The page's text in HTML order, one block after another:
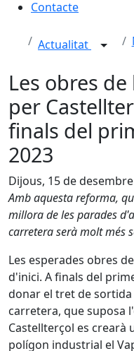
Contacte
Actualitat
Les obres de
per
finals del
2023
Dijous, 15 de
Amb aquesta reforma,
millora de les parades
carretera serà molt més
Les esperades obres
d'inici. A finals del
donar el tret de
carretera, que suposa
Castellterçol es crearà
polígon industrial el